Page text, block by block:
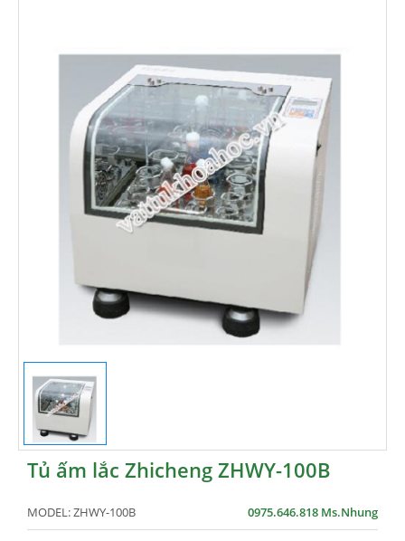
Tủ ấm lắc Zhicheng ZHWY-100B
MODEL:ZHWY-100B 0975.646.818 Ms.Nhung